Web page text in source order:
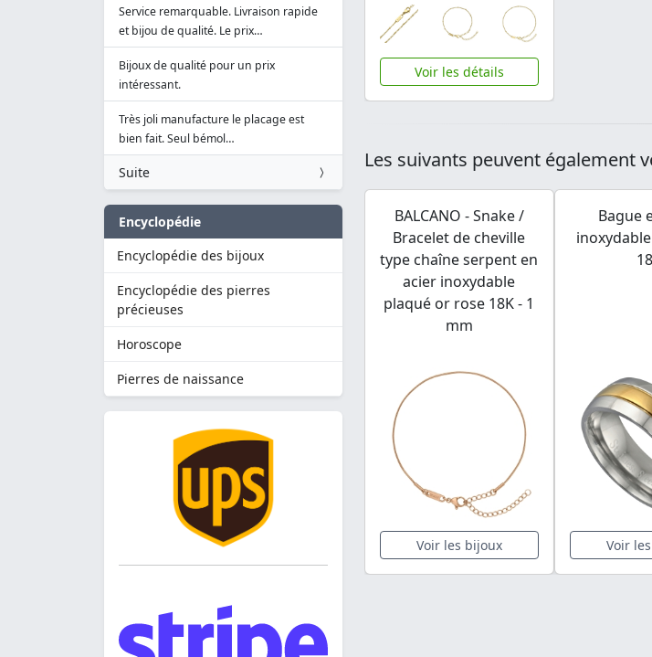
Service remarquable. Livraison rapide
et bijou de qualité. Le prix…
Bijoux de qualité pour un prix
intéressant.
Très joli manufacture le placage est
bien fait. Seul bémol…
Suite
Encyclopédie
Encyclopédie des bijoux
Encyclopédie des pierres
précieuses
Horoscope
Pierres de naissance
Voir les détails
Les suivants peuvent également
BALCANO - Snake /
Bracelet de cheville
type chaîne serpent en
acier inoxydable
plaqué or rose 18K - 1
mm
Voir les bijoux
Bague
Voir